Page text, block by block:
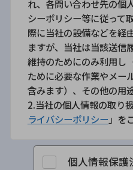
れ、各問い合わせ先の個
シーポリシー等に従って
際に当社の設備などを経
ますが、当社は当該送信
維持のためにのみ利用し
ために必要な作業やメー
含みます）、その他の用
2.当社の個人情報の取り
ライバシーポリシー 」を
個人情報保護